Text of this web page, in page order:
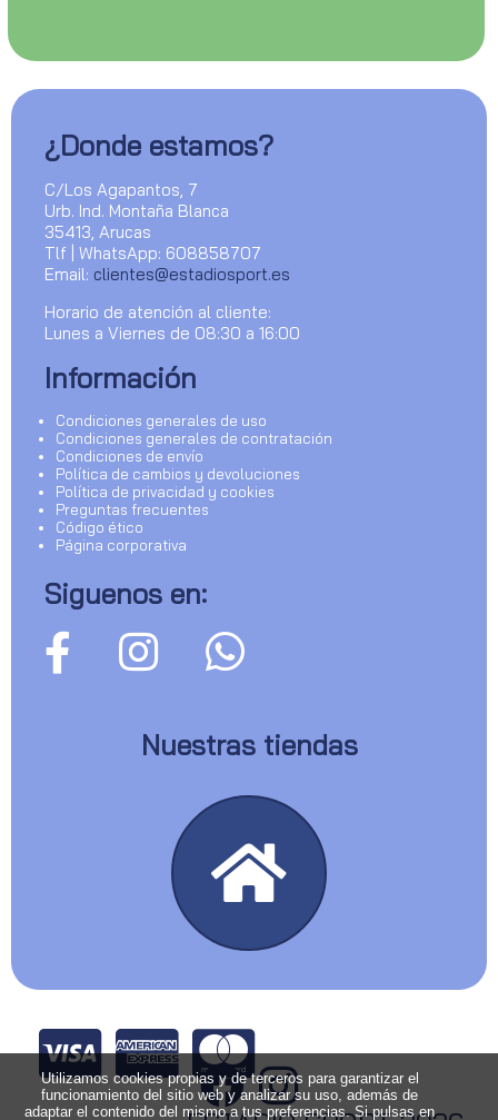
¿Donde estamos?
C/Los Agapantos, 7
Urb. Ind. Montaña Blanca
35413, Arucas
Tlf | WhatsApp: 608858707
Email: clientes@estadiosport.es
Horario de atención al cliente:
Lunes a Viernes de 08:30 a 16:00
Información
Condiciones generales de uso
Condiciones generales de contratación
Condiciones de envío
Política de cambios y devoluciones
Política de privacidad y cookies
Preguntas frecuentes
Código ético
Página corporativa
Siguenos en:
Nuestras tiendas
Utilizamos cookies propias y de terceros para garantizar el
funcionamiento del sitio web y analizar su uso, además de
adaptar el contenido del mismo a tus preferencias. Si pulsas en